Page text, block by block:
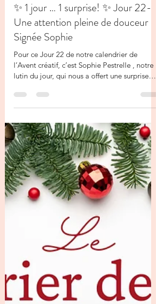
La Fée Kiki
✨ 1 jour … 1 surprise! ✨ Jour 22-
Une attention pleine de douceur
Signée Sophie
Pour ce Jour 22 de notre calendrier de
l’Avent créatif, c’est Sophie Pestrelle , notre
lutin du jour, qui nous a offert une surprise
tout en douceur et en élégance ✨ Elle a
réalisé une très jolie boîte , magnifiquement
décorée, avec beaucoup de soin et de goût.
Une création raffinée, parfaitement dans
l’esprit de Noël, qui donne immédiatement
envie de découvrir ce qu’elle renferme 🎁 À
l’intérieur, une vraie pépite : une bougie qui
sent trop bon 🕯️Une attention cocooning,